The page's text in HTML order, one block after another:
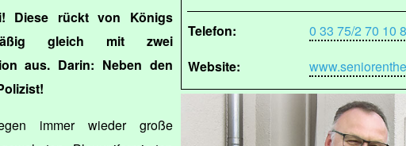
Telefon:
0 33 75/2 70 10
Website:
Diese rückt von Königs
gleich mit zwei
aus. Darin: Neben den
immer wieder große